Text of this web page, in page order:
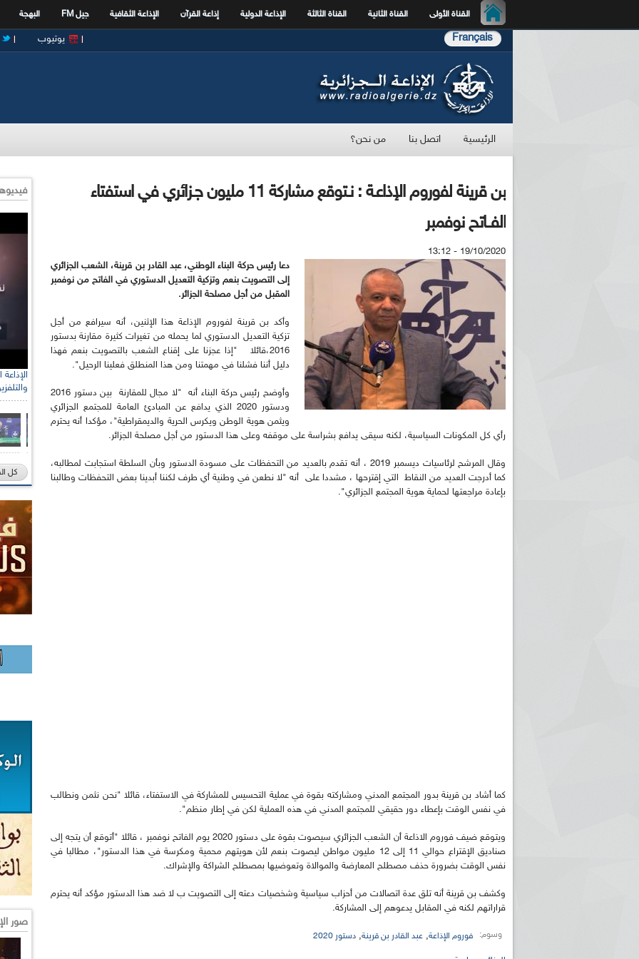
القناة الأولى القناة الثانية القناة الثالثة الإذاعة الدولية إذاعة القرآن الإذاعة الثقافية جيل FM البهجة
Français يوتيوب
الرئيسية اتصل بنا من نحن؟
بن قرينة لفوروم الإذاعـة : نـتوقع مشاركة 11 مليون جـزائري في استفتاء
الفــاتح نوفمبر
19/10/2020 - 13:12
دعا رئيس حركة البناء الوطني، عبد القادر بن قرينة، الشعب الجزائري
إلى التصويت بنعم وتزكية التعديل الدستوري في الفاتح من نوفمبر
المقبل من أجل مصلحة الجزائر.
وأكد بن قرينة لفوروم الإذاعة هذا الإثنين، أنه سيرافع من أجل
تزكية التعديل الدستوري لما يحمله من تغيرات كثيرة مقارنة بدستور
2016،قائلا "إذا عجزنا على إقناع الشعب بالتصويت بنعم فهذا
دليل أننا فشلنا في مهمتنا ومن هذا المنطلق فعلينا الرحيل".
وأوضح رئيس حركة البناء أنه "لا مجال للمقارنة بين دستور 2016
ودستور 2020 الذي يدافع عن المبادئ العامة للمجتمع الجزائري
ويثمن هوية الوطن ويكرس الحرية والديمقراطية"، مؤكدا أنه يحترم
رأي كل المكونات السياسية، لكنه سيقى يدافع بشراسة على موقفه وعلى هذا الدستور من أجل مصلحة الجزائر.
وقال المرشح لرئاسيات ديسمبر 2019 ، أنه تقدم بالعديد من التحفظات على مسودة الدستور وبأن السلطة استجابت لمطالبه،
كما أدرجت العديد من النقاط التي إقترحها ، مشددا على أنه "لا نطعن في وطنية أي طرف لكننا أبدينا بعض التحفظات وطالبنا
بإعادة مراجعتها لحماية هوية المجتمع الجزائري".
كما أشاد بن قرينة بدور المجتمع المدني ومشاركته بقوة في عملية التحسيس للمشاركة في الاستفتاء، قائلا "نحن نثمن ونطالب
في نفس الوقت بإعطاء دور حقيقي للمجتمع المدني في هذه العملية لكن في إطار منظم".
ويتوقع ضيف فوروم الاذاعة أن الشعب الجزائري سيصوت بقوة على دستور 2020 يوم الفاتح نوفمبر ، قائلا "أتوقع أن يتجه إلى
صناديق الإقتراع حوالي 11 إلى 12 مليون مواطن ليصوت بنعم لأن هويتهم محمية ومكرسة في هذا الدستور"، مطالبا في
نفس الوقت بضرورة حذف مصطلح المعارضة والموالاة وتعوضيها بمصطلح الشراكة والإشراك.
وكشف بن قرينة أنه تلق عدة اتصالات من أحزاب سياسية وشخصيات دعته إلى التصويت ب لا ضد هذا الدستور مؤكد أنه يحترم
قراراتهم لكنه في المقابل يدعوهم إلى المشاركة.
وسوم: فوروم الإذاعة, عبد القادر بن قرينة, دستور 2020
كل
صور